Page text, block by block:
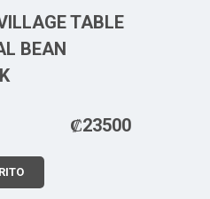
TABLE
BEAN
₡23500